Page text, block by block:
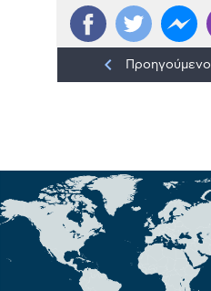
keyboard_arrow_left Προηγούμενο